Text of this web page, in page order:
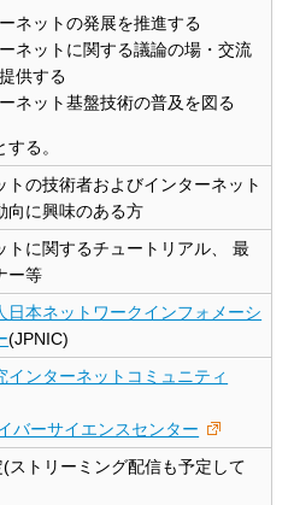
ネットの発展を推進する
ネットに関する議論の場・交流
供する
ネット基盤技術の普及を図る
る。
トの技術者およびインターネット
向に興味のある方
トに関するチュートリアル、 最
ー等
日本ネットワークインフォメーシ
(JPNIC)
インターネットコミュニティ
バーサイエンスセンター
ストリーミング配信も予定して